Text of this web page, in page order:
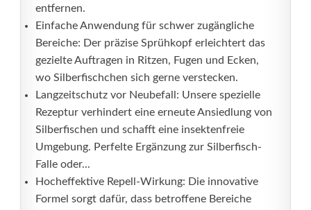
entfernen.
Einfache Anwendung für schwer zugängliche
Bereiche: Der präzise Sprühkopf erleichtert das
gezielte Auftragen in Ritzen, Fugen und Ecken,
wo Silberfischchen sich gerne verstecken.
Langzeitschutz vor Neubefall: Unsere spezielle
Rezeptur verhindert eine erneute Ansiedlung von
Silberfischen und schafft eine insektenfreie
Umgebung. Perfelte Ergänzung zur Silberfisch-
Falle oder...
Hocheffektive Repell-Wirkung: Die innovative
Formel sorgt dafür, dass betroffene Bereiche